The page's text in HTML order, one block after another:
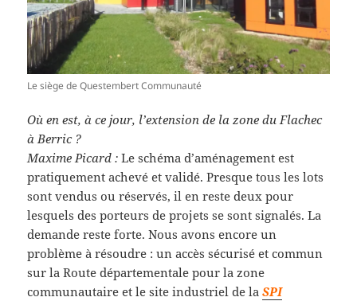
Le siège de Questembert Communauté
Où en est, à ce jour, l’extension de la zone du Flachec
à Berric ?
Maxime Picard : Le schéma d’aménagement est
pratiquement achevé et validé. Presque tous les lots
sont vendus ou réservés, il en reste deux pour
lesquels des porteurs de projets se sont signalés. La
demande reste forte. Nous avons encore un
problème à résoudre : un accès sécurisé et commun
sur la Route départementale pour la zone
communautaire et le site industriel de laSPI